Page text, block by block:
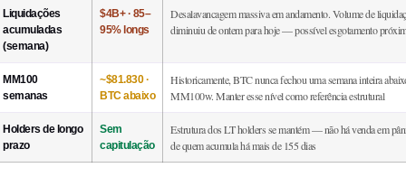
Liquidações
acumuladas
(semana)
$4B+ · 85–
95% longs
Desalavancagem massiva em andamento. Volume de
diminuiu de ontem para hoje — possível esgotamento
MM100
semanas
~$81.830 ·
BTC abaixo
Historicamente, BTC nunca fechou uma semana inteira
MM100w. Manter esse nível como referência estrutural
Holders de longo
prazo
Sem
capitulação
Estrutura dos LT holders se mantém — não há venda em
de quem acumula há mais de 155 dias